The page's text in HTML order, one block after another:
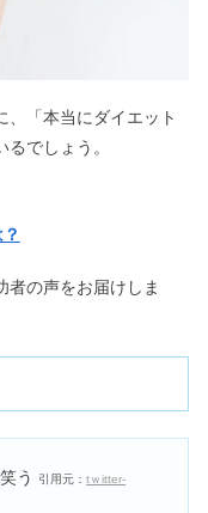
色素沈着で口コミ
る？
？不祥事や閉店の
が安い理由
ットの後悔&デメ
らし必見
トは効果ないの？
、「本当にダイエット
でしょう。
者の声をお届けしま
う 引用元：tｗitter-